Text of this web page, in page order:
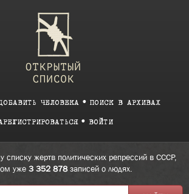
ЧЕЛОВЕКА ПОИСК В АРХИВАХ
ВОЙТИ
списку жертв политических репрессий в СССР,
уже 3 352 878записей о людях.